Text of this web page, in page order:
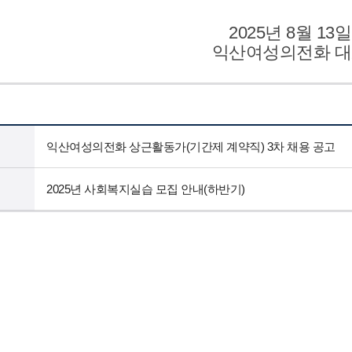
2025년 8월 13일
익산여성의전화
익산여성의전화 상근활동가(기간제 계약직) 3차 채용 공고
2025년 사회복지실습 모집 안내(하반기)